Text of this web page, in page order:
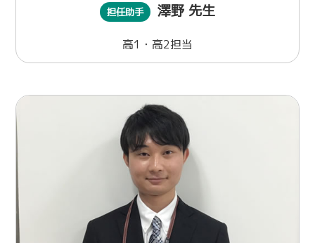
担任助手 澤野 先生
高1・高2担当